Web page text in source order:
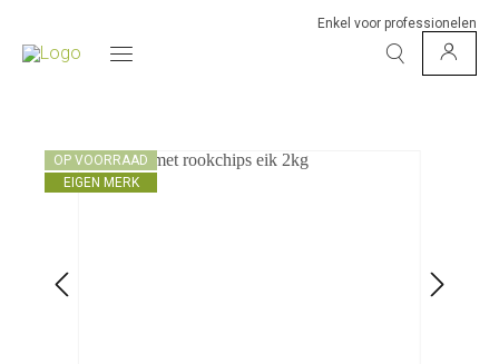
Enkel voor professionelen
OP VOORRAAD
EIGEN MERK